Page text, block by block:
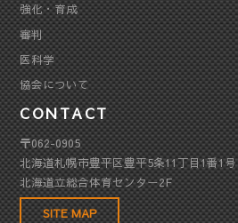
強化・育成
審判
医科学
協会について
CONTACT
〒062-0905
北海道札幌市豊平区豊平5条11丁目1番1号
北海道立総合体育センター2F
SITE MAP